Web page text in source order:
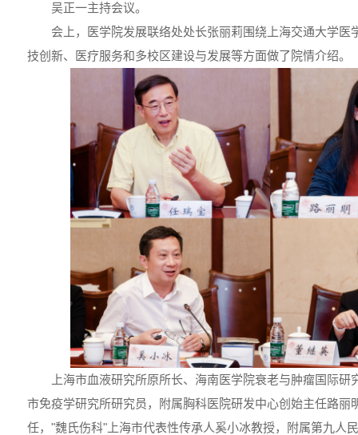
吴正一主持会议。
会上，医学院发展联络处处长张丽莉围绕上海交通大学医
技创新、医疗服务和多校区建设与发展等方面做了院情介绍。
上海市血液研究所原所长、海南医学院衰老与肿瘤国际
市免疫学研究所研究员，附属胸科医院研发中心创始主任路丽
任，"魏氏伤科"上海市代表性传承人奚小冰教授，附属第九人